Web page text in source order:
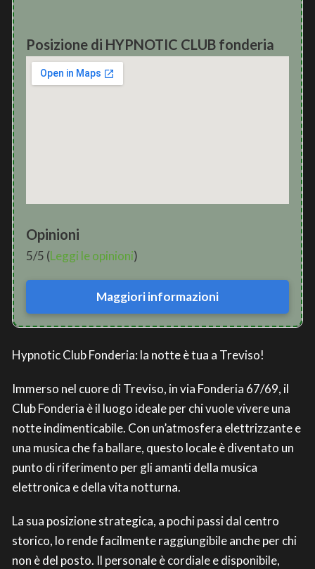
Posizione di HYPNOTIC CLUB fonderia
Opinioni
5/5 (Leggi le opinioni)
Maggiori informazioni
Hypnotic Club Fonderia: la notte è tua a Treviso!
Immerso nel cuore di Treviso, in via Fonderia 67/69, il
Club Fonderia è il luogo ideale per chi vuole vivere una
notte indimenticabile. Con un’atmosfera elettrizzante e
una musica che fa ballare, questo locale è diventato un
punto di riferimento per gli amanti della musica
elettronica e della vita notturna.
La sua posizione strategica, a pochi passi dal centro
storico, lo rende facilmente raggiungibile anche per chi
non è del posto. Il personale è cordiale e disponibile,